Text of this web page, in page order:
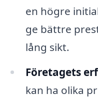
en högre
ge bättre
lång sikt.
Företagets
kan ha olika